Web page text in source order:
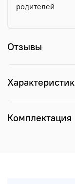
родителей
Отзывы
Комплектация